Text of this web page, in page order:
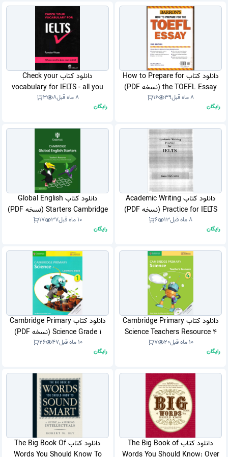
دانلود کتاب How to Prepare for
the TOEFL Essay (نسخه PDF)
8 ماه قبل 39
16
رایگان
دانلود کتاب Check your
vocabulary for IELTS - all you
need to pass your (نسخه PDF)
8 ماه قبل 8
3
رایگان
دانلود کتاب Academic Writing
Practice for IELTS (نسخه PDF)
8 ماه قبل 13
6
رایگان
دانلود کتاب Global English
Starters Cambridge (نسخه PDF)
10 ماه قبل 37
17
رایگان
دانلود کتاب Cambridge Primary
Science Teachers Resource 4
Listed (نسخه PDF)
10 ماه قبل 20
7
رایگان
دانلود کتاب Cambridge Primary
Science Grade 1 (نسخه PDF)
10 ماه قبل 47
26
رایگان
دانلود کتاب The Big Book of
Words You Should Know: Over
دانلود کتاب The Big Book Of
Words You Should Know To